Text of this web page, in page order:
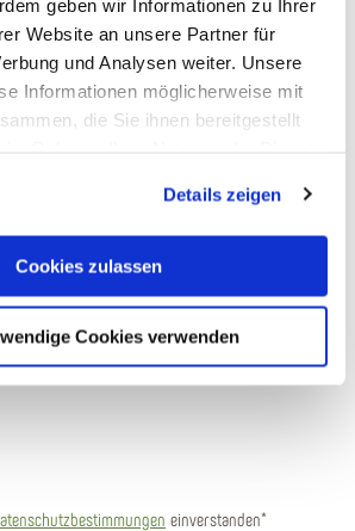
geben wir Informationen zu Ihrer
Website an unsere Partner für
und Analysen weiter. Unsere
Informationen möglicherweise mit
die Sie ihnen bereitgestellt
unsere Webseite weiterhin nutzen.
Details zeigen
Cookies zulassen
Cookies verwenden
Sie die folgenden Informationen zur Kenntnis
zur Unterrichtung des Reisenden bei
Kenntnis genommen. Ebenfalls habe ich
einverstanden*